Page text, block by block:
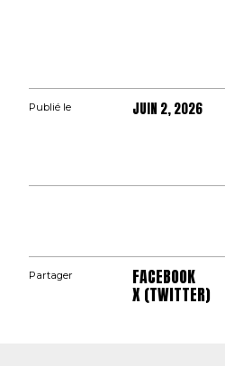
Publié le JUIN 2, 2026
Partager FACEBOOK
X (TWITTER)